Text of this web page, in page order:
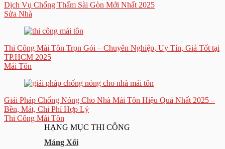
Dịch Vụ Chống Thấm Sài Gòn Mới Nhất 2025
Sửa Nhà
Thi Công Mái Tôn Trọn Gói – Chuyên Nghiệp, Uy Tín, Giá Tốt tại
TP.HCM 2025
Mái Tôn
Giải Pháp Chống Nóng Cho Nhà Mái Tôn Hiệu Quả Nhất 2025 –
Bền, Mát, Chi Phí Hợp Lý
Thi Công Mái Tôn
HẠNG MỤC THI CÔNG
Máng Xối